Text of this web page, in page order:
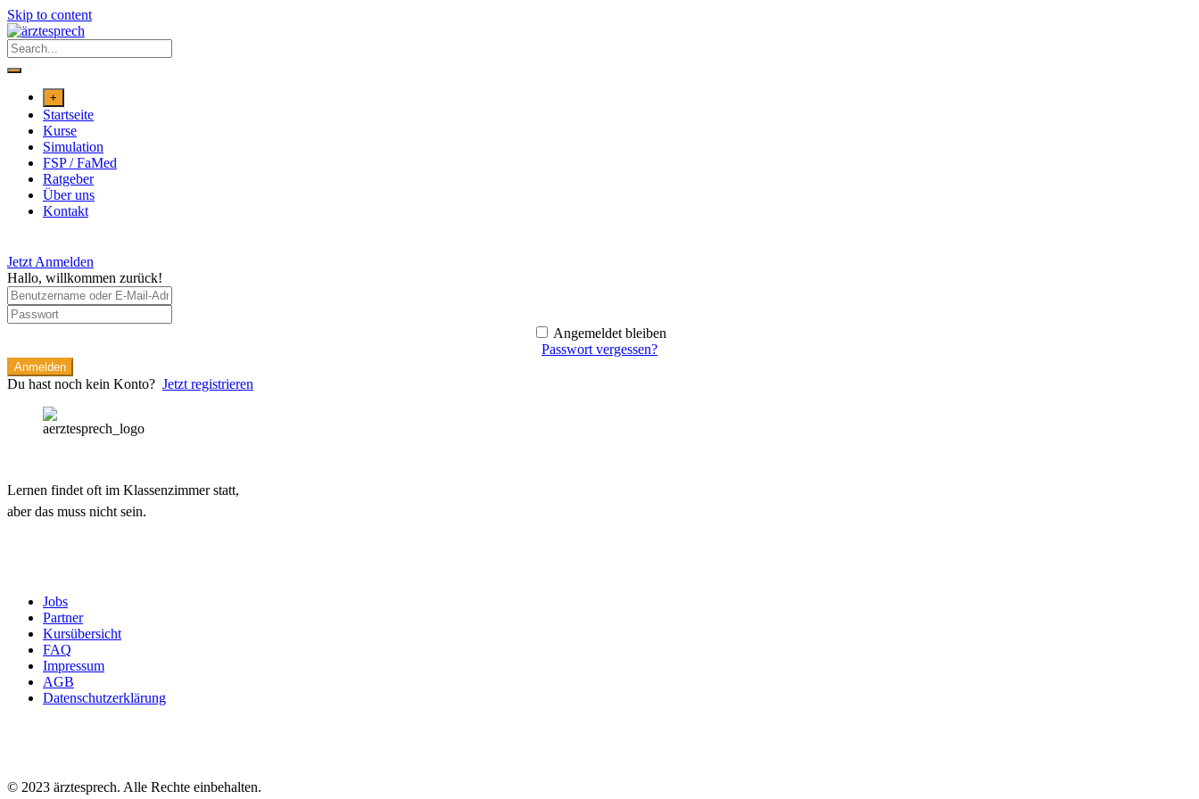
Skip to content
+
Startseite
Kurse
Simulation
FSP / FaMed
Ratgeber
Über uns
Kontakt
Jetzt Anmelden
Hallo, willkommen zurück!
Angemeldet bleiben
Passwort vergessen?
Anmelden
Du hast noch kein Konto? Jetzt registrieren
Lernen findet oft im Klassenzimmer statt,
aber das muss nicht sein.
Jobs
Partner
Kursübersicht
FAQ
Impressum
AGB
Datenschutzerklärung
© 2023 ärztesprech. Alle Rechte einbehalten.